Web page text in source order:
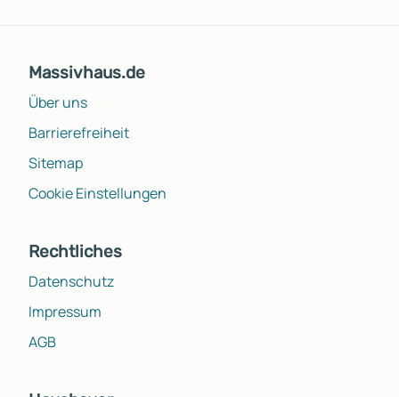
Massivhaus.de
Über uns
Barrierefreiheit
Sitemap
Cookie Einstellungen
Rechtliches
Datenschutz
Impressum
AGB